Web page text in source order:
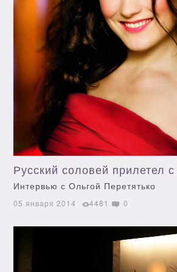
Русский соловей прилетел
Интервью с Ольгой Перетятько
05 января 2014 4481 0